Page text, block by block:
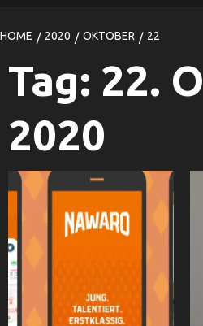
HOME 2020 OKTOBER 22
Tag: 22.
2020